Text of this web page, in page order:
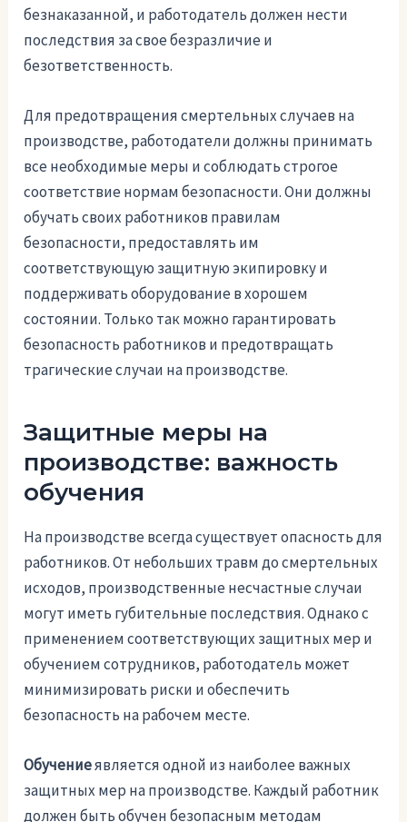
безнаказанной, и работодатель должен нести
последствия за свое безразличие и
безответственность.
Для предотвращения смертельных случаев на
производстве, работодатели должны принимать
все необходимые меры и соблюдать строгое
соответствие нормам безопасности. Они должны
обучать своих работников правилам
безопасности, предоставлять им
соответствующую защитную экипировку и
поддерживать оборудование в хорошем
состоянии. Только так можно гарантировать
безопасность работников и предотвращать
трагические случаи на производстве.
Защитные меры на
производстве: важность
обучения
На производстве всегда существует опасность для
работников. От небольших травм до смертельных
исходов, производственные несчастные случаи
могут иметь губительные последствия. Однако с
применением соответствующих защитных мер и
обучением сотрудников, работодатель может
минимизировать риски и обеспечить
безопасность на рабочем месте.
Обучениеявляется одной из наиболее важных
защитных мер на производстве. Каждый работник
должен быть обучен безопасным методам